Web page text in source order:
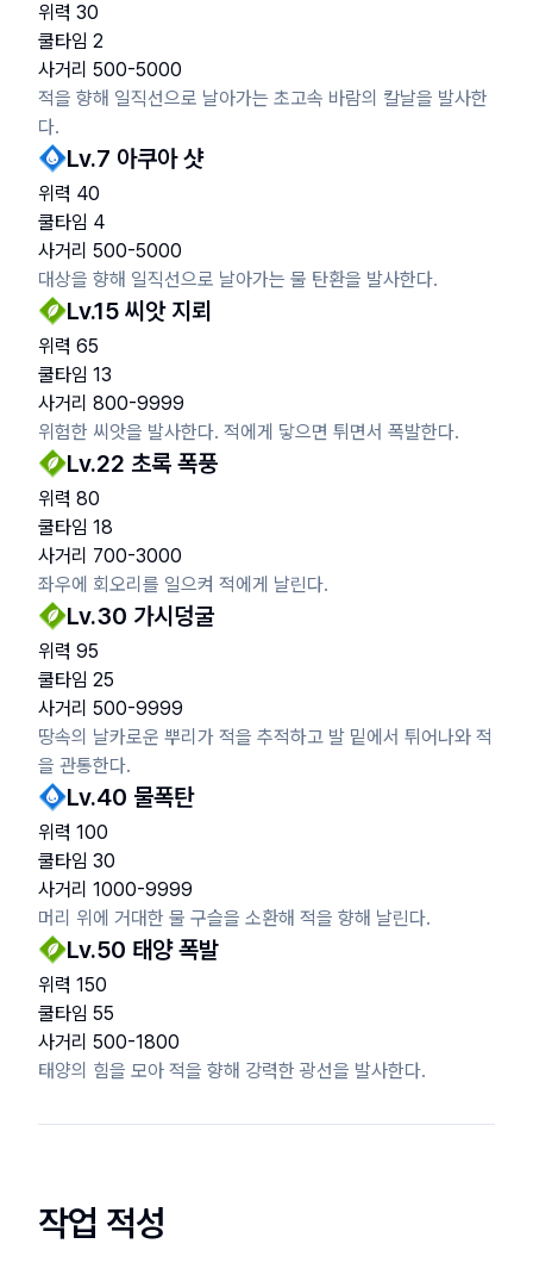
위력 30
쿨타임 2
사거리 500-5000
적을 향해 일직선으로 날아가는 초고속 바람의 칼날을 발사한
다.
Lv.7 아쿠아 샷
위력 40
쿨타임 4
사거리 500-5000
대상을 향해 일직선으로 날아가는 물 탄환을 발사한다.
Lv.15 씨앗 지뢰
위력 65
쿨타임 13
사거리 800-9999
위험한 씨앗을 발사한다. 적에게 닿으면 튀면서 폭발한다.
Lv.22 초록 폭풍
위력 80
쿨타임 18
사거리 700-3000
좌우에 회오리를 일으켜 적에게 날린다.
Lv.30 가시덩굴
위력 95
쿨타임 25
사거리 500-9999
땅속의 날카로운 뿌리가 적을 추적하고 발 밑에서 튀어나와 적
을 관통한다.
Lv.40 물폭탄
위력 100
쿨타임 30
사거리 1000-9999
머리 위에 거대한 물 구슬을 소환해 적을 향해 날린다.
Lv.50 태양 폭발
위력 150
쿨타임 55
사거리 500-1800
태양의 힘을 모아 적을 향해 강력한 광선을 발사한다.
작업 적성